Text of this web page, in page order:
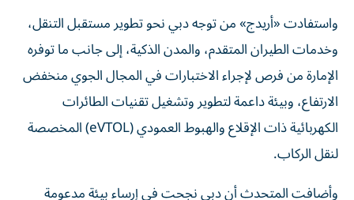
واستفادت «أريدج» من توجه دبي نحو تطوير مستقبل التنقل،
وخدمات الطيران المتقدم، والمدن الذكية، إلى جانب ما توفره
الإمارة من فرص لإجراء الاختبارات في المجال الجوي منخفض
الارتفاع، وبيئة داعمة لتطوير وتشغيل تقنيات الطائرات
الكهربائية ذات الإقلاع والهبوط العمودي (eVTOL) المخصصة
لنقل الركاب.
وأضافت المتحدث أن دبي نجحت في إرساء بيئة مدعومة